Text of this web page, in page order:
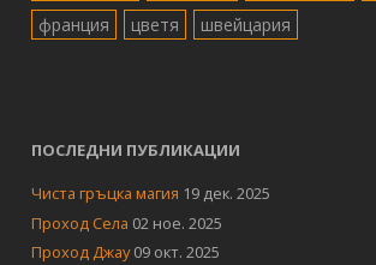
франция
цветя швейцария
ПОСЛЕДНИ ПУБЛИКАЦИИ
Чиста гръцка магия 19 дек. 2025
Проход Села 02 ное. 2025
Проход Джау 09 окт. 2025